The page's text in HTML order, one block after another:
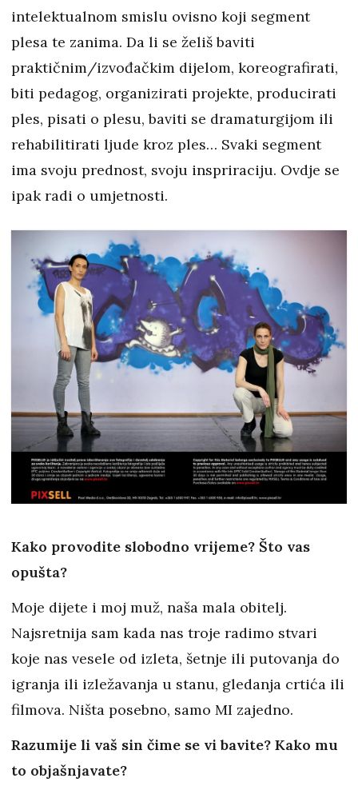
intelektualnom smislu ovisno koji segment
plesa te zanima. Da li se želiš baviti
praktičnim/izvođačkim dijelom, koreografirati,
biti pedagog, organizirati projekte, producirati
ples, pisati o plesu, baviti se dramaturgijom ili
rehabilitirati ljude kroz ples… Svaki segment
ima svoju prednost, svoju inspriraciju. Ovdje se
ipak radi o umjetnosti.
Kako provodite slobodno vrijeme? Što vas
opušta?
Moje dijete i moj muž, naša mala obitelj.
Najsretnija sam kada nas troje radimo stvari
koje nas vesele od izleta, šetnje ili putovanja do
igranja ili izležavanja u stanu, gledanja crtića ili
filmova. Ništa posebno, samo MI zajedno.
Razumije li vaš sin čime se vi bavite? Kako mu
to objašnjavate?